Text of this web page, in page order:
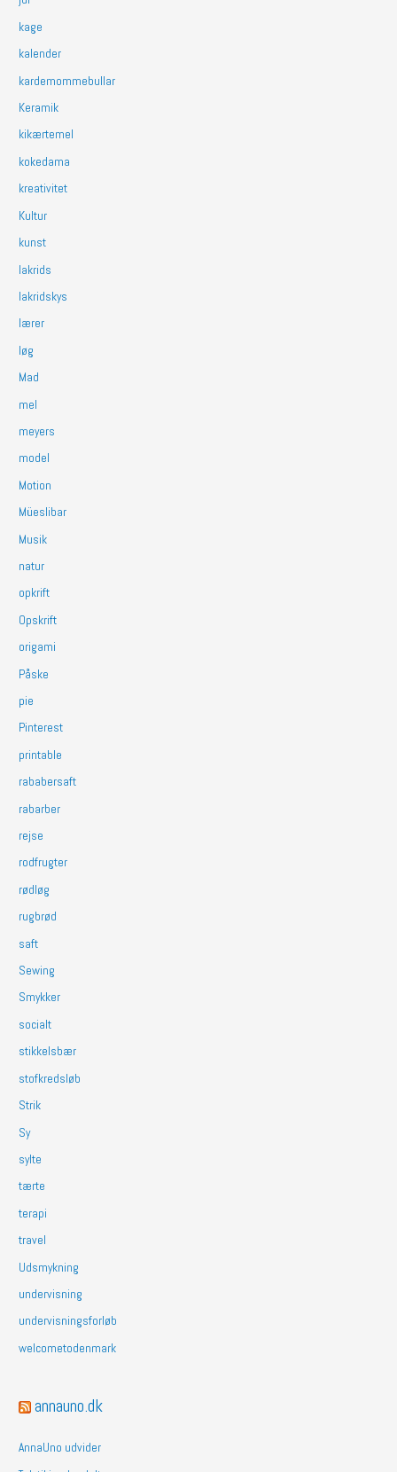
kage
kalender
kardemommebullar
Keramik
kikærtemel
kokedama
kreativitet
Kultur
kunst
lakrids
lakridskys
lærer
løg
Mad
mel
meyers
model
Motion
Müeslibar
Musik
natur
opkrift
Opskrift
origami
Påske
pie
Pinterest
printable
rababersaft
rabarber
rejse
rodfrugter
rødløg
rugbrød
saft
Sewing
Smykker
socialt
stikkelsbær
stofkredsløb
Strik
Sy
sylte
tærte
terapi
travel
Udsmykning
undervisning
undervisningsforløb
welcometodenmark
annauno.dk
AnnaUno udvider